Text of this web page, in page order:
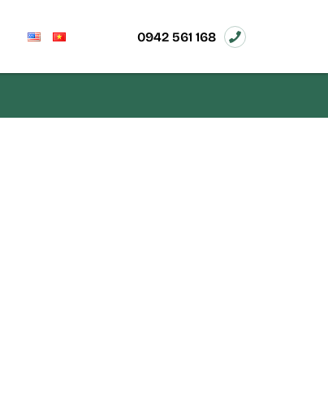
0942 561 168